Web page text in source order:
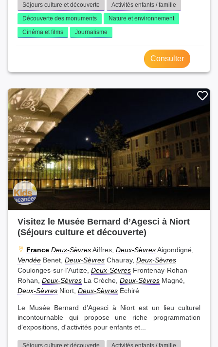
Séjours culture et découverte
Activités enfants / famille
Découverte des monuments
Nature et environnement
Cinéma et films
Journalisme
Consulter
Visitez le Musée Bernard d’Agesci à Niort
(Séjours culture et découverte)
France Deux-SèvresAiffres, Deux-SèvresAigondigné,
Vendée Benet, Deux-Sèvres Chauray, Deux-Sèvres
Coulonges-sur-l'Autize, Deux-Sèvres Frontenay-Rohan-
Rohan, Deux-Sèvres La Crèche, Deux-Sèvres Magné,
Deux-Sèvres Niort, Deux-Sèvres Échiré
Le Musée Bernard d’Agesci à Niort est un lieu culturel
incontournable qui propose une riche programmation
d'expositions, d'activités pour enfants et...
Séjours culture et découverte Activités enfants / famille